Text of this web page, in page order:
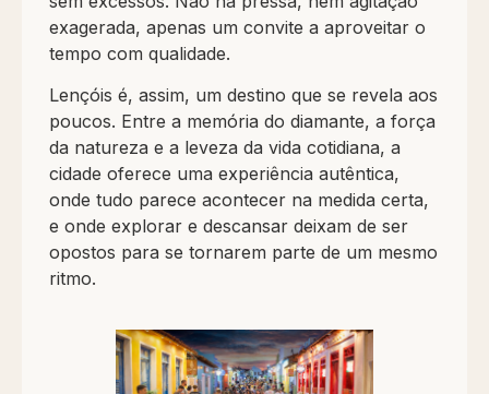
exagerada, apenas um convite a aproveitar o
tempo com qualidade.
Lençóis é, assim, um destino que se revela aos
poucos. Entre a memória do diamante, a força
da natureza e a leveza da vida cotidiana, a
cidade oferece uma experiência autêntica,
onde tudo parece acontecer na medida certa,
e onde explorar e descansar deixam de ser
opostos para se tornarem parte de um mesmo
ritmo.